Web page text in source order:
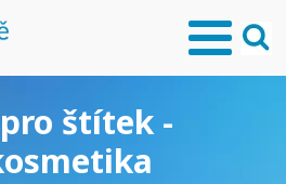
štítek -